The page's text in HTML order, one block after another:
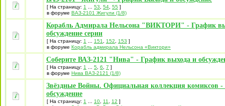
[ На страницу: 1 53 54 55 ]
в форуме ВАЗ-2101 Жигули (1/8)
Корабль Адмирала Нельсона "ВИКТОРИ" - График
обсуждение серии
[ На страницу: 1 151 152 153 ]
в форуме Корабль адмирала Нельсона «Виктори»
Соберите ВАЗ-2121 "Нива" - График выхода и
[ На страницу: 1 5 6 7 ]
в форуме Нива ВАЗ-2121 (1/8)
Звёздные Войны. Официальная коллекция комиксов
обсуждение
[ На страницу: 1 10 11 12 ]